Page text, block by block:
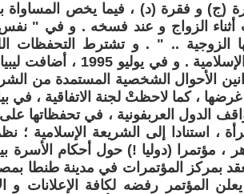
(16) / فقرة (ج) و فقرة (د) ، فيما يخص
أثناء الزواج و عند فسخه . و في "
الزوجية .. " . و تشترط التحفظات
الاتفاقية مع الشريعة
الأحوال الشخصية المستمدة من
، كما لاحظتْ لجنة الاتفاقية ، في
الدول العربفونية ، في تحفظاتها
، استنادا إلى الشريعة الإسلامية ؛
، مؤتمرا (دوليا !) حول أحكام الأسرة
المؤتمر رفضه لكافة الإعلانات و